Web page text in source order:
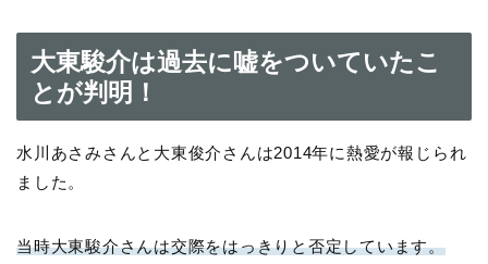
大東駿介は過去に嘘をついていたこ
とが判明！
水川あさみさんと大東俊介さんは2014年に熱愛が報じられ
ました。
当時大東駿介さんは交際をはっきりと否定しています。